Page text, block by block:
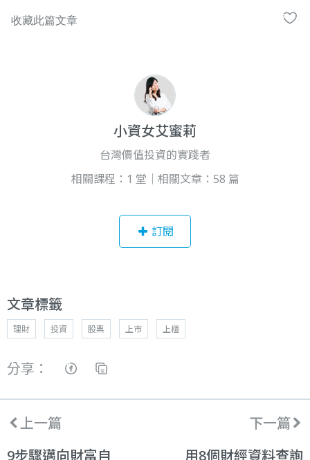
小資女艾蜜莉
台灣價值投資的實踐者
相關課程：1 堂｜相關文章：58 篇
訂閱
文章標籤
理財 投資 股票 上市 上櫃
分享：
上一篇
9步驟邁向財富自
下一篇
用8個財經資料查詢